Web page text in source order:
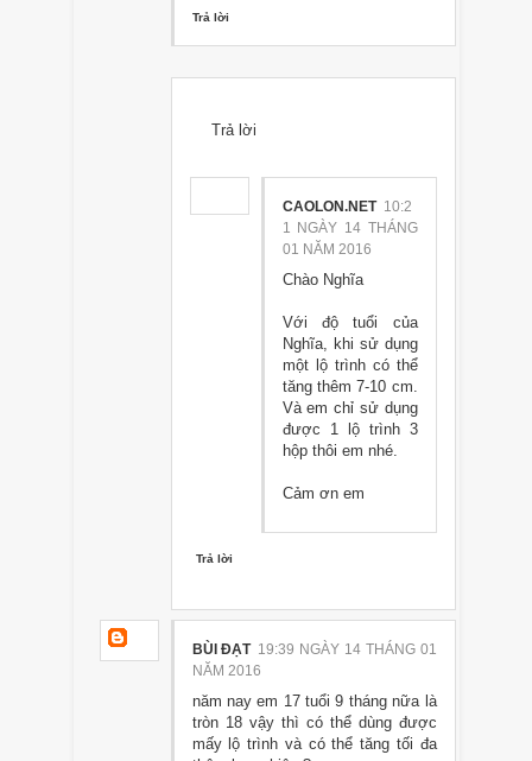
Trả lời
Trả lời
CAOLON.NET 10:2
1 NGÀY 14 THÁNG
01 NĂM 2016
Chào Nghĩa
Với độ tuổi của
Nghĩa, khi sử dụng
một lộ trình có thể
tăng thêm 7-10 cm.
Và em chỉ sử dụng
được 1 lộ trình 3
hộp thôi em nhé.
Cảm ơn em
Trả lời
BÙI ĐẠT 19:39 NGÀY 14 THÁNG 01
NĂM 2016
năm nay em 17 tuổi 9 tháng nữa là
tròn 18 vậy thì có thể dùng được
mấy lộ trình và có thể tăng tối đa